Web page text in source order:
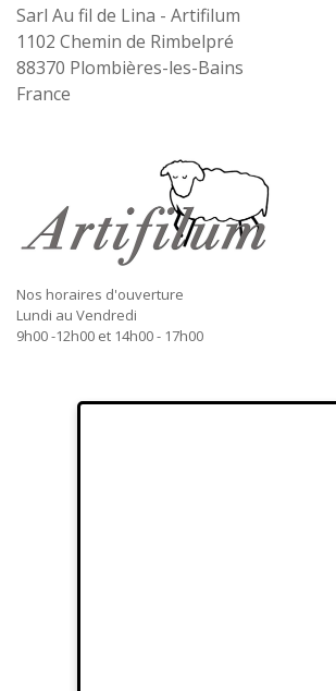
Sarl Au fil de Lina - Artifilum
1102 Chemin de Rimbelpré
88370 Plombières-les-Bains
France
Nos horaires d'ouverture
Lundi au Vendredi
9h00 -12h00 et 14h00 - 17h00